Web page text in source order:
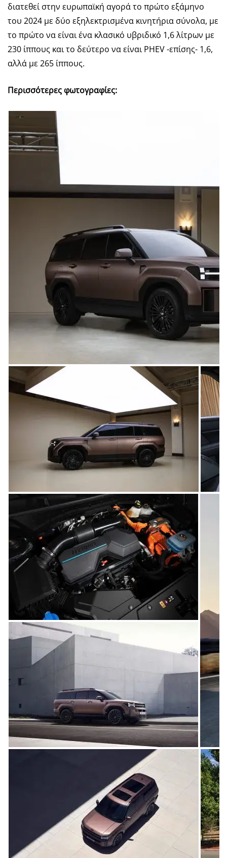
διατεθεί στην ευρωπαϊκή αγορά το πρώτο εξάμηνο
του 2024 με δύο εξηλεκτρισμένα κινητήρια σύνολα, με
το πρώτο να είναι ένα κλασικό υβριδικό 1,6 λίτρων με
230 ίππους και το δεύτερο να είναι PHEV -επίσης- 1,6,
αλλά με 265 ίππους.
Περισσότερες φωτογραφίες: